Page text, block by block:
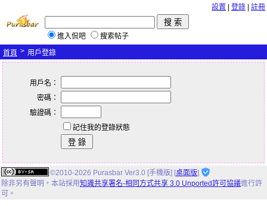
設置 登錄 註冊
進入侃吧
搜索帖子
首頁 > 用戶登錄
用戶名：
密碼：
驗證碼：
記住我的登錄狀態
©2010-2026 Purasbar Ver3.0 [手機版] [桌面版]
除非另有聲明， 本站採用知識共享署名-相同方式共享 3.0 Unported許可協議進行許
可。